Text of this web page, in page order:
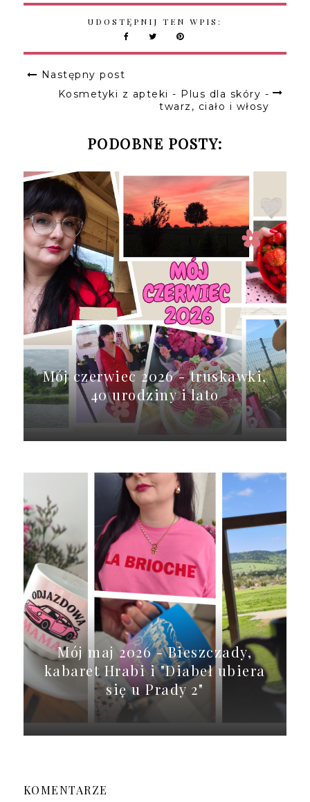
UDOSTĘPNIJ TEN WPIS:
Następny post
Kosmetyki z apteki - Plus dla skóry -
twarz, ciało i włosy
PODOBNE POSTY:
Mój czerwiec 2026 - truskawki,
40 urodziny i lato
Mój maj 2026 - Bieszczady,
kabaret Hrabi i "Diabeł ubiera
się u Prady 2"
KOMENTARZE